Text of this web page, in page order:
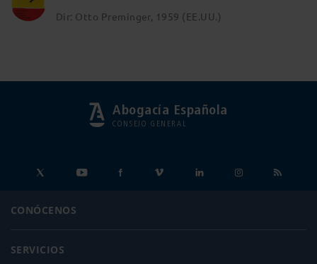
Dir: Otto Preminger, 1959 (EE.UU.)
Abogacía Española
CONSEJO GENERAL
CONÓCENOS
SERVICIOS